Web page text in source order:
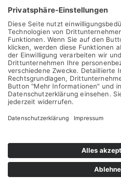
NEWS
FAQ
KONTAKT
KONTAKT
DATENSCHUTZ
STÖRFALLINFORMATION (ESPIRIS)
SITEMAP